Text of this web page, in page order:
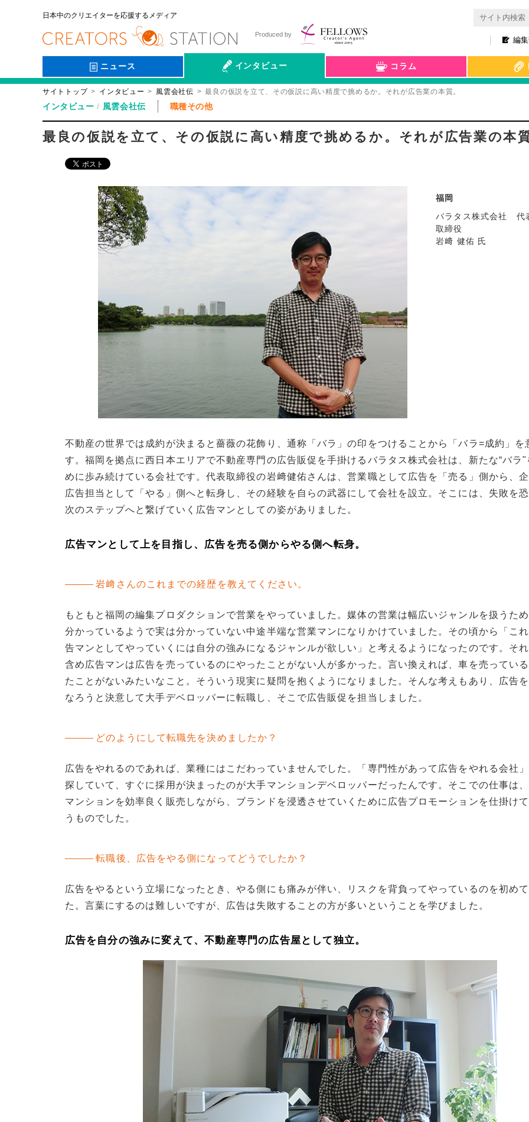
日本中のクリエイターを応援するメディア
編
Produced by
ニュース インタビュー
会社伝
コラム
サイトトップ インタビュー 風雲会社伝 最良の仮説を立て、その仮説に高い精度で挑めるか。それが広告業の本質。
インタビュー 風雲会社伝 職種その他
最良の仮説を立て、その仮説に高い精度で挑めるか。それが広告業の本質
福岡
バラタス株式会社 代
取締役
岩﨑 健佑 氏
不動産の世界では成約が決まると薔薇の花飾り、通称「バラ」の印をつけることから「バラ=成約」を
す。福岡を拠点に西日本エリアで不動産専門の広告販促を手掛けるバラタス株式会社は、新たな“バラ"
めに歩み続けている会社です。代表取締役の岩﨑健佑さんは、営業職として広告を「売る」側から、
広告担当として「やる」側へと転身し、その経験を自らの武器にして会社を設立。そこには、失敗を恐
次のステップへと繋げていく広告マンとしての姿がありました。
広告マンとして上を目指し、広告を売る側からやる側へ転身。
岩﨑さんのこれまでの経歴を教えてください。
もともと福岡の編集プロダクションで営業をやっていました。媒体の営業は幅広いジャンルを扱うた
分かっているようで実は分かっていない中途半端な営業マンになりかけていました。その頃から「こ
告マンとしてやっていくには自分の強みになるジャンルが欲しい」と考えるようになったのです。そ
含め広告マンは広告を売っているのにやったことがない人が多かった。言い換えれば、車を売ってい
たことがないみたいなこと。そういう現実に疑問を抱くようになりました。そんな考えもあり、広告
なろうと決意して大手デベロッパーに転職し、そこで広告販促を担当しました。
どのようにして転職先を決めましたか？
広告をやれるのであれば、業種にはこだわっていませんでした。「専門性があって広告をやれる会社
探していて、すぐに採用が決まったのが大手マンションデベロッパーだったんです。そこでの仕事は
マンションを効率良く販売しながら、ブランドを浸透させていくために広告プロモーションを仕掛け
うものでした。
転職後、広告をやる側になってどうでしたか？
広告をやるという立場になったとき、やる側にも痛みが伴い、リスクを背負ってやっているのを初め
た。言葉にするのは難しいですが、広告は失敗することの方が多いということを学びました。
広告を自分の強みに変えて、不動産専門の広告屋として独立。